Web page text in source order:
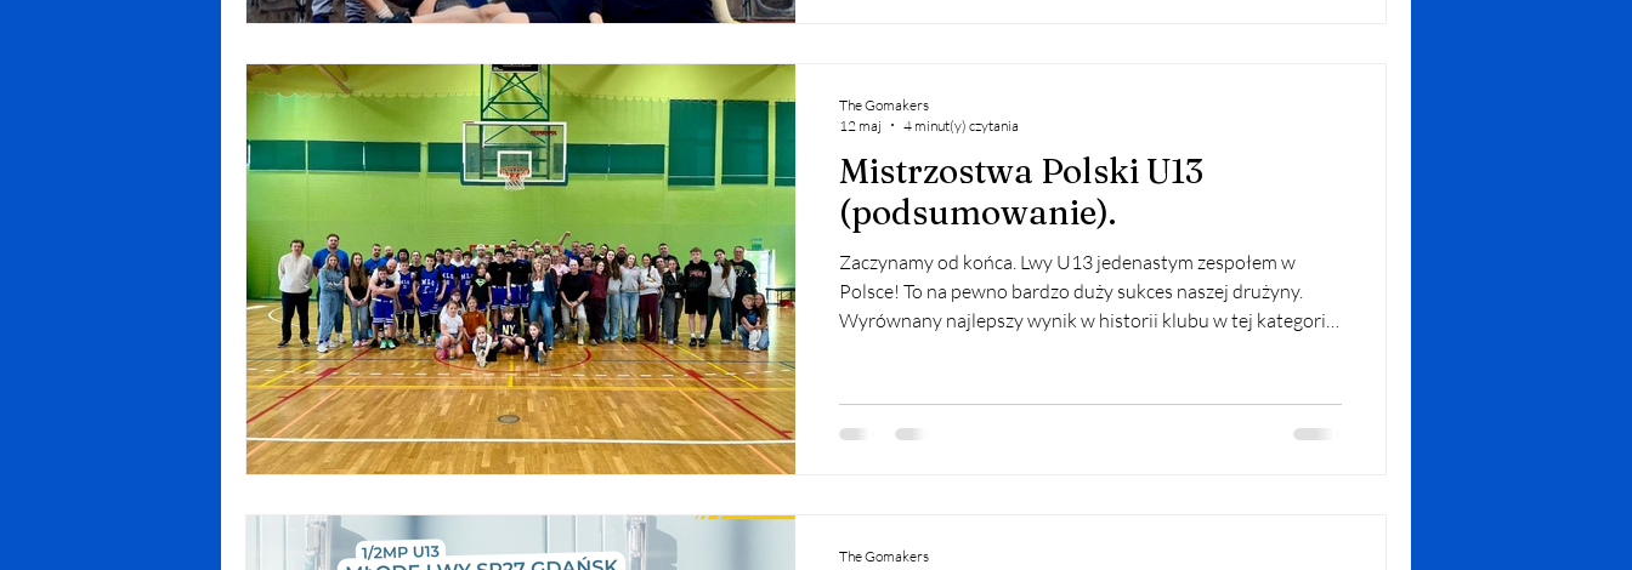
Mistrzostwa Polski U13
(podsumowanie).
Zaczynamy od końca. Lwy U13 jedenastym zespołem w
Polsce! To na pewno bardzo duży sukces naszej drużyny.
Wyrównany najlepszy wynik w historii klubu w tej kategorii
i pięknie ją wykorzystali niesamowicie walcząc w każdym
meczu. O ćwierćfinałach i fantastycznej grze, niesamowitych
The Gomakers
12 maj
4 minut(y) czytania
The Gomakers